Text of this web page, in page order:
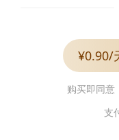
¥0.90/
购买即同意
支